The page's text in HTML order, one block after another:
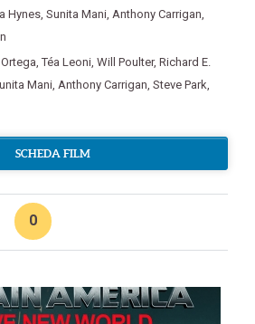
Hynes, Sunita Mani, Anthony Carrigan,
,Téa Leoni, Will Poulter, Richard E.
Mani, Anthony Carrigan, Steve Park,
SCHEDA FILM
0